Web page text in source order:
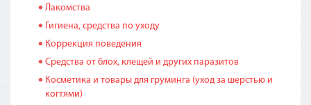
Лакомства
Гигиена, средства по уходу
Коррекция поведения
Средства от блох, клещей и других паразитов
Косметика и товары для груминга (уход за шерстью и
когтями)